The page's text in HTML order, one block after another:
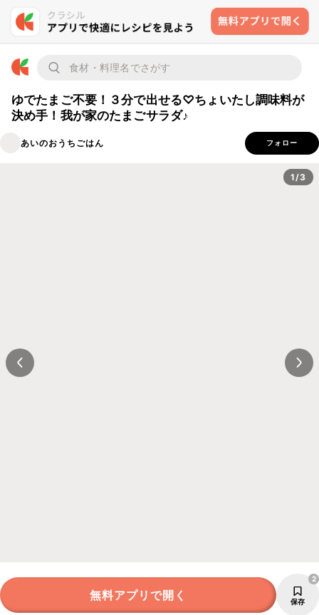
ゆでたまご不要！３分で出せる♡ちょいたし調味料が
決め手！我が家のたまごサラダ♪
あいのおうちごはん フォロー
1/3
無料アプリで開く 保存
2